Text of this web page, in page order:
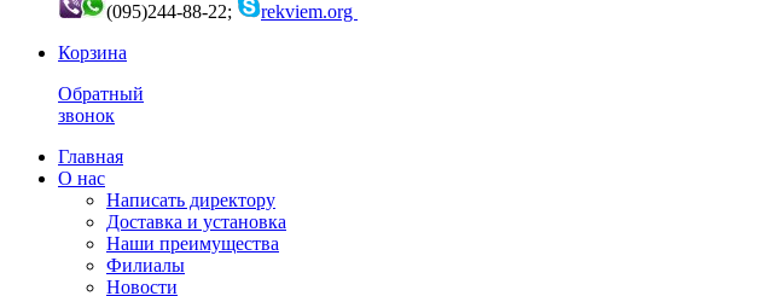
(095)244-88-22;
rekviem.org
Корзина
Обратный
звонок
Главная
О нас
Написать директору
Доставка и установка
Наши преимущества
Филиалы
Новости